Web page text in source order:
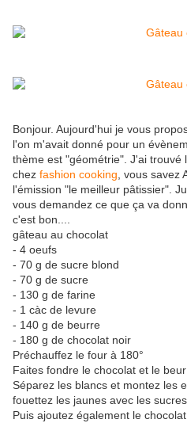
Bonjour. Aujourd'hui je vous
l'on m'avait donné pour un
thème est "géométrie". J'ai
chez fashion cooking , vous
l'émission "le meilleur pâtissier".
vous demandez ce que ça va
c'est bon....
gâteau au chocolat
- 4 oeufs
- 70 g de sucre blond
- 70 g de sucre
- 130 g de farine
- 1 càc de levure
- 140 g de beurre
- 180 g de chocolat noir
Préchauffez le four à 180°
Faites fondre le chocolat et le
Séparez les blancs et montez les
fouettez les jaunes avec les
Puis ajoutez également le